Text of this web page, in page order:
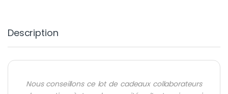
Description
Nous conseillons ce lot de cadeaux collaborateurs